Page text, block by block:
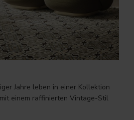
Jahre leben in einer Kollektion
einem raffinierten Vintage-Stil